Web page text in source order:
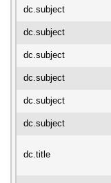
dc.subject
dc.subject
dc.subject
dc.subject
dc.subject
dc.subject
dc.title